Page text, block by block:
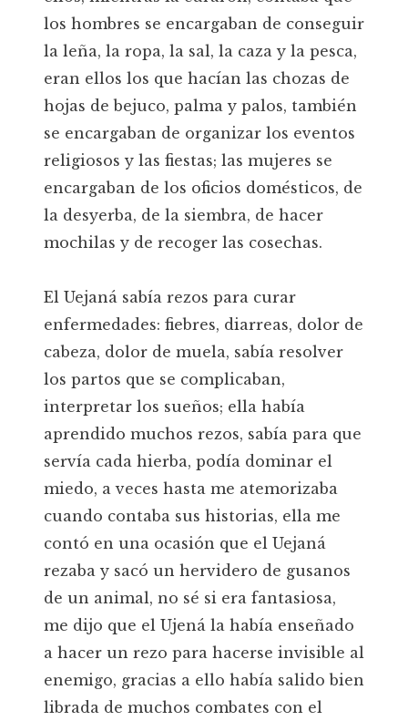
los hombres se encargaban de conseguir
la leña, la ropa, la sal, la caza y la pesca,
eran ellos los que hacían las chozas de
hojas de bejuco, palma y palos, también
se encargaban de organizar los eventos
religiosos y las fiestas; las mujeres se
encargaban de los oficios domésticos, de
la desyerba, de la siembra, de hacer
mochilas y de recoger las cosechas.
El Uejaná sabía rezos para curar
enfermedades: fiebres, diarreas, dolor de
cabeza, dolor de muela, sabía resolver
los partos que se complicaban,
interpretar los sueños; ella había
aprendido muchos rezos, sabía para que
servía cada hierba, podía dominar el
miedo, a veces hasta me atemorizaba
cuando contaba sus historias, ella me
contó en una ocasión que el Uejaná
rezaba y sacó un hervidero de gusanos
de un animal, no sé si era fantasiosa,
me dijo que el Ujená la había enseñado
a hacer un rezo para hacerse invisible al
enemigo, gracias a ello había salido bien
librada de muchos combates con el